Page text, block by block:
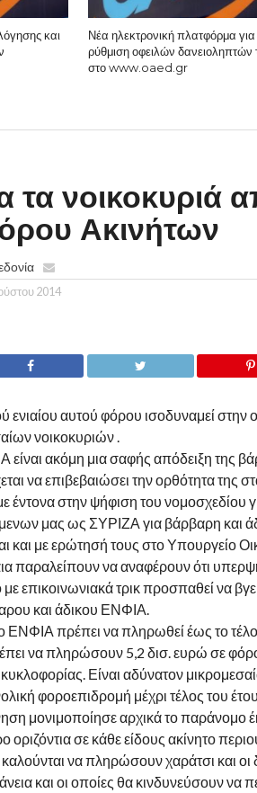
και
Νέα ηλεκτρονική πλατφόρμα για
ρύθμιση οφειλών
στο www.oaed.gr
τα νοικοκυριά
Ακινήτων
2014
ενιαίου αυτού φόρου ισοδυναμεί στην
νοικοκυριών .
ακόμη μια σαφής απόδειξη της
να επιβεβαιώσει την ορθότητα
έντονα στην ψήφιση του νομοσχεδίου
μας ως ΣΥΡΙΖΑ για βάρβαρη και
και με ερώτησή τους στο Υπουργείο
παραλείπουν να αναφέρουν ότι
επικοινωνιακά τρικ προσπαθεί να
και άδικου ΕΝΦΙΑ.
ο ΕΝΦΙΑ πρέπει να πληρωθεί έως το
να πληρώσουν 5,2 δισ. ευρώ σε
Είναι αδύνατον
φοροεπιδρομή μέχρι τέλος του
μονιμοποίησε αρχικά το παράνομο
οριζόντια σε κάθε είδους ακίνητο
να πληρώσουν χαράτσι και οι
και οι οποίες θα κινδυνεύσουν να